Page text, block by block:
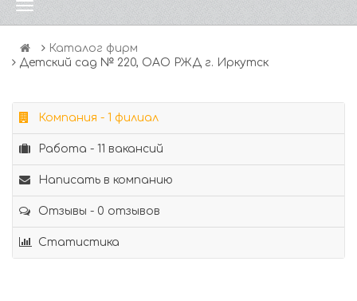
Каталог фирм
Детский сад № 220, ОАО РЖД г. Иркутск
Компания - 1 филиал
Работа - 11 вакансий
Написать в компанию
Отзывы - 0 отзывов
Статистика